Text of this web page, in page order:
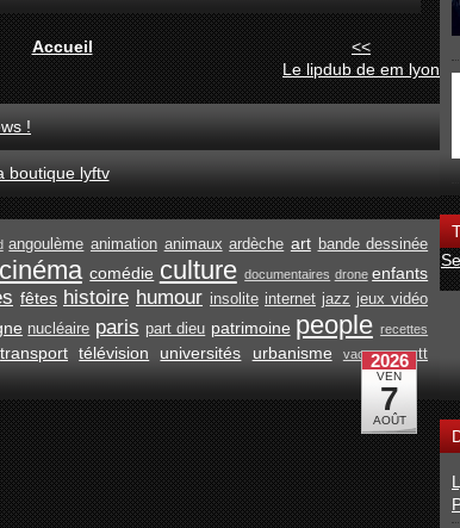
<<
Le lipdub de em lyon
Accueil
!
angoulème animation animaux ardèche art bande dessinée
cinéma comédie culture documentaires drone enfants
fêtes histoire humour insolite internet jazz jeux vidéo
nucléaire paris part dieu patrimoine people recettes
transport télévision universités urbanisme vacances vtt